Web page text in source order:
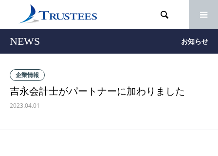

NEWS お知らせ
企業情報
吉永会計士がパートナーに加わりました
2023.04.01